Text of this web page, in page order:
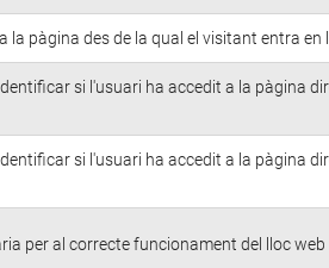
la pàgina des de la qual el visitant entra en
si l'usuari ha accedit a la pàgina
si l'usuari ha accedit a la pàgina
per al correcte funcionament del lloc web